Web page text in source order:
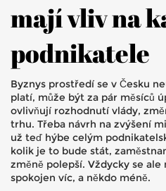
mají vliv na
podnikatele
Byznys prostředí se v Česku
platí, může být za pár měsíců
ovlivňují rozhodnutí vlády,
trhu. Třeba návrh na zvýšení
už teď hýbe celým
kolik je to bude stát,
změně polepší. Vždycky se ale
spokojen víc, a někdo méně.